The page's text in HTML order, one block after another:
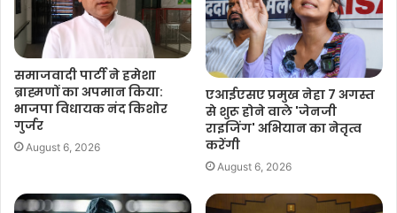
समाजवादी पार्टी ने हमेशा
ब्राह्मणों का अपमान किया:
भाजपा विधायक नंद किशोर
गुर्जर
August 6, 2026
एआईएसए प्रमुख नेहा 7 अगस्त
से शुरू होने वाले 'जेनजी
राइजिंग' अभियान का नेतृत्व
करेंगी
August 6, 2026